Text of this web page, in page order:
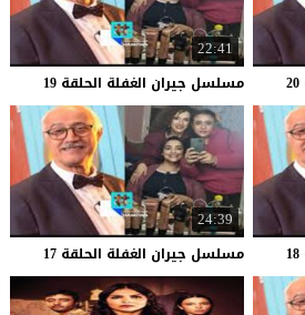
20
22:41
مسلسل جيران الغفلة الحلقة 19
18
24:39
مسلسل جيران الغفلة الحلقة 17